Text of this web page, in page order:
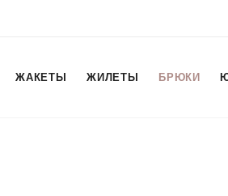
ЖАКЕТЫ ЖИЛЕТЫ БРЮКИ